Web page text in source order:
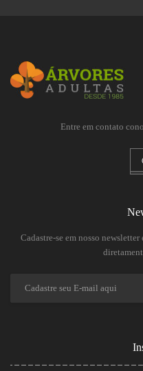
Entre em contato
Cadastre-se em nosso